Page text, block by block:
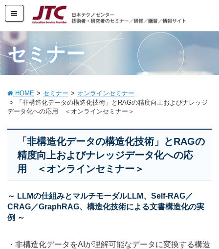
セミナー
HOME セミナー
オンラインセミナー
「非構造化データの構造化技術」とRAGの精度向上およびナレッジ
データ化への応用 ＜オンラインセミナー＞
「非構造化データの構造化技術」とRAGの
精度向上およびナレッジデータ化への応
用 ＜オンラインセミナー＞
～ LLMの仕組みとマルチモーダルLLM、Self-RAG／
CRAG／GraphRAG、構造化技術による文書構造化の実
例 ～
・非構造化データをAIが理解可能なデータに変換する構造